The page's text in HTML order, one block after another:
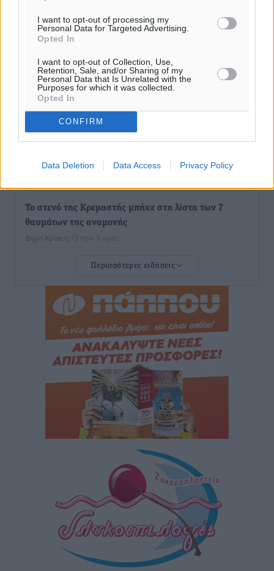
I want to opt-out of processing my
Personal Data for Targeted Advertising.
Opted In
I want to opt-out of Collection, Use,
Retention, Sale, and/or Sharing of my
Personal Data that Is Unrelated with the
Purposes for which it was collected.
Opted In
CONFIRM
Data Deletion Data Access Privacy Policy
Ο Πελεκάνος, οι ανεμογεννήτριες και μια κοινότητα
Δημο-Κρίσεις• πριν 3 ώρες
Η Ρόδος περιμένει και οι θεσμοί της λογομαχούν
Δημο-Κρίσεις• πριν 3 ώρες
Τα Γλυπτά του Παρθενώνα ως προσωπικό δώρο στον
Το στενό της Κρεμαστής μπήκε στη λίστα των 7
θαυμάτων της αναμονής
Δημο-Κρίσεις πριν 3 ώρες
ΣΕΤΕ: Σημαντική θεσμική εξέλιξη η ΚΥΑ για το ΕΧΠ
για τον τουρισμό
• πριν 3 ώρες
Γ. Χατζημάρκος: “Δύο μεγάλες δεσμεύσεις
Γεωργιάδη” – Κίνητρα για τους γιατρούς των νησιών
και συνεργασία Ρόδου με το Αττικόν για το
Ακτινοθεραπευτικό
πριν 3 ώρες
Σούπερ μάρκετ: Διευρύνεται η εθνική πρωτοβουλία
για τις τιμές – Eρχονται νέες συμμετοχές εταιρειών
Συνελήφθησαν έξι άτομα για ηχορύπανση από
καταστήματα στο Νότιο Αιγαίο
Τοπικές Ειδήσεις• πριν 4 ώρες
15 Αυγούστου 2026: Πώς θα πληρωθούν όσοι
εργαστούν την αργία – Τι ισχύει για πενθήμερο,
Περισσότερες ειδήσεις